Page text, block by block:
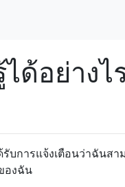
ด้อย่างไ
บการแจ้งเตือนว่าฉันส
องฉัน